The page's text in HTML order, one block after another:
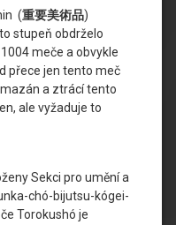
(重要美術品)
stupeň obdrželo
meče a obvykle
přece jen tento meč
a ztrácí tento
ale vyžaduje to
Sekci pro umění a
chó-bijutsu-kógei-
Torokushó je